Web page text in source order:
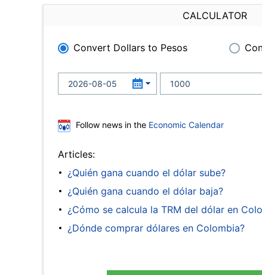
CALCULATOR
Convert Dollars to Pesos
Follow news in the Economic Calendar
Articles:
¿Quién gana cuando el dólar sube?
¿Quién gana cuando el dólar baja?
¿Cómo se calcula la TRM del dólar en
¿Dónde comprar dólares en Colombia?